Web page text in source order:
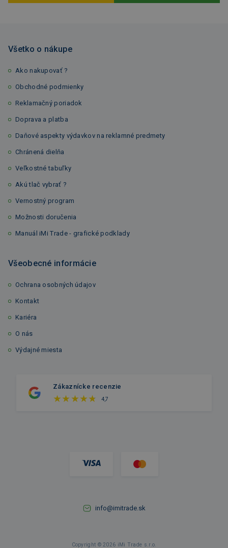
Všetko o nákupe
Ako nakupovať ?
Obchodné podmienky
Reklamačný poriadok
Doprava a platba
Daňové aspekty výdavkov na reklamné predmety
Chránená dielňa
Veľkostné tabuľky
Akú tlač vybrať ?
Vernostný program
Možnosti doručenia
Manuál iMi Trade - grafické podklady
Všeobecné informácie
Ochrana osobných údajov
Kontakt
Kariéra
O nás
Výdajné miesta
Zákaznícke recenzie
4,7
info@imitrade.sk
Copyright © 2026 iMi Trade s.r.o.